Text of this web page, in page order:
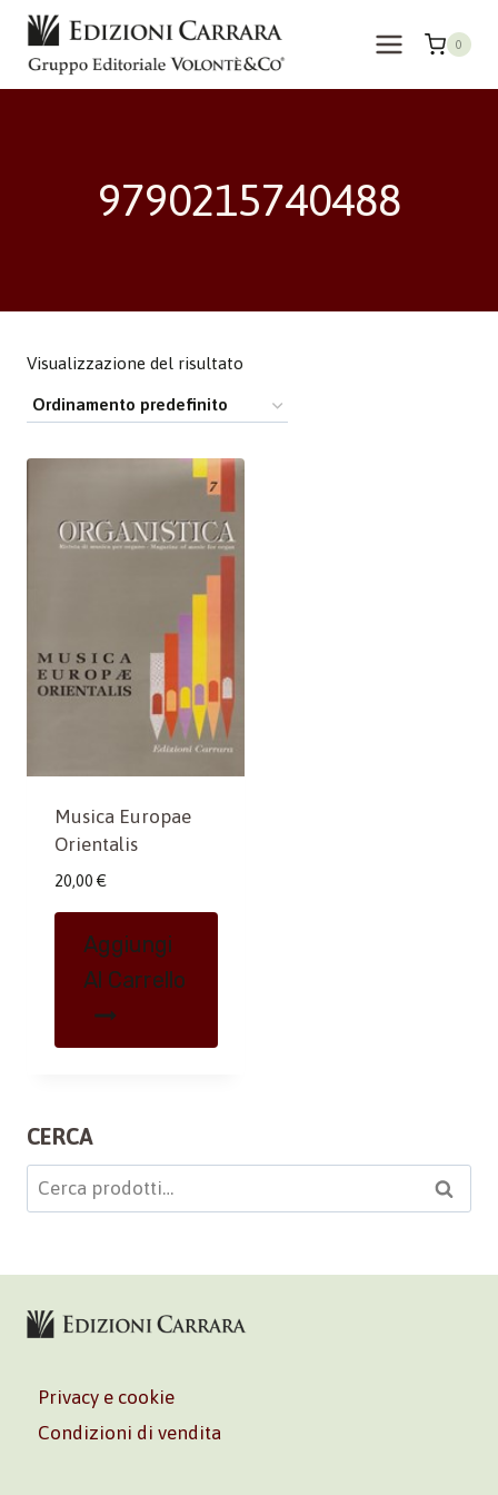
Salta
contenuto
0
9790215740488
Visualizzazione del risultato
Musica Europae
Orientalis
20,00 €
Aggiungi
Al Carrello
CERCA
Cerca: Cerca
Privacy e cookie
Condizioni di vendita